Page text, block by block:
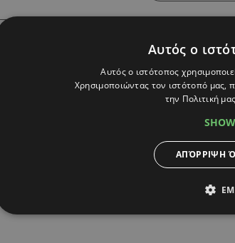
Αυτός ο
Αυτός ο ιστότοπος
Χρησιμοποιώντας τον ιστότοπό μας,
την Πολιτική
ΑΠΌΡΡΙΨΗ